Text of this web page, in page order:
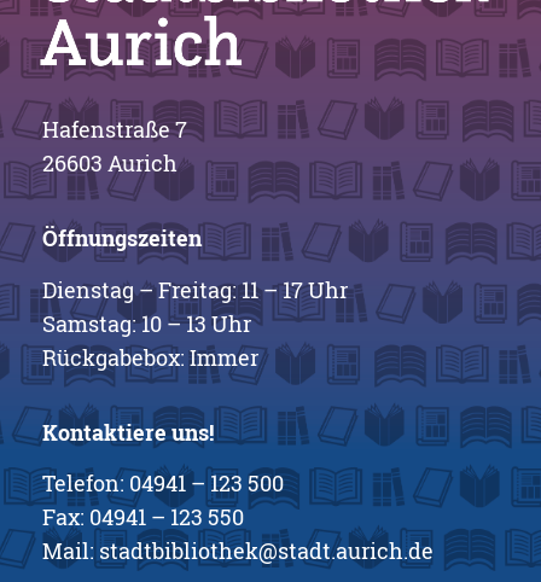
Hafenstraße 7
26603 Aurich
Öffnungszeiten
Dienstag – Freitag: 11 – 17 Uhr
Samstag: 10 – 13 Uhr
Rückgabebox: Immer
Kontaktiere uns!
Telefon: 04941 – 123 500
Fax: 04941 – 123 550
Mail: stadtbibliothek@stadt.aurich.de